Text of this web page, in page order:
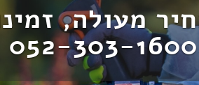
052-303-1600